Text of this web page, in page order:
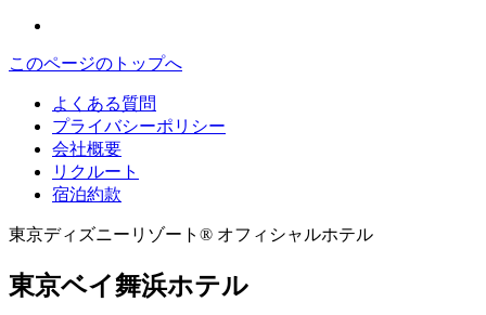
このページのトップへ
よくある質問
プライバシーポリシー
会社概要
リクルート
宿泊約款
東京ディズニーリゾート® オフィシャルホテル
東京ベイ舞浜ホテル